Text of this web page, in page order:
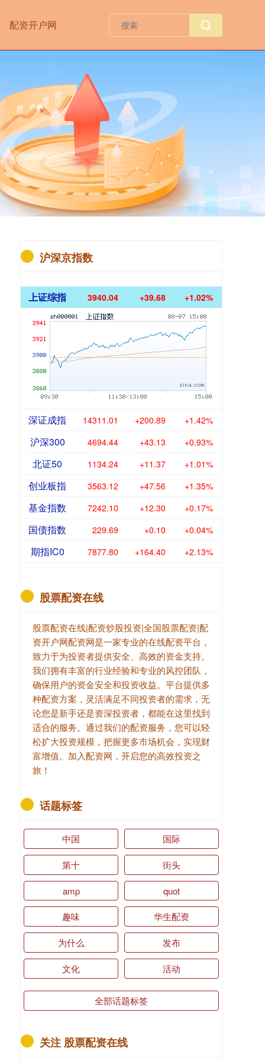
配资开户网
沪深京指数
上证综指 3940.04 +39.68 +1.02%
深证成指 14311.01 +200.89 +1.42%
沪深300 4694.44 +43.13 +0.93%
北证50 1134.24 +11.37 +1.01%
创业板指 3563.12 +47.56 +1.35%
基金指数 7242.10 +12.30 +0.17%
国债指数 229.69 +0.10 +0.04%
期指IC0 7877.80 +164.40 +2.13%
股票配资在线
股票配资在线|配资炒股投资|全国股票配资|配
资开户网配资网是一家专业的在线配资平台，
致力于为投资者提供安全、高效的资金支持。
我们拥有丰富的行业经验和专业的风控团队，
确保用户的资金安全和投资收益。平台提供多
种配资方案，灵活满足不同投资者的需求，无
论您是新手还是资深投资者，都能在这里找到
适合的服务。通过我们的配资服务，您可以轻
松扩大投资规模，把握更多市场机会，实现财
富增值。加入配资网，开启您的高效投资之
旅！
话题标签
中国 国际
第十 街头
amp quot
趣味 华生配资
为什么 发布
文化 活动
全部话题标签
关注 股票配资在线